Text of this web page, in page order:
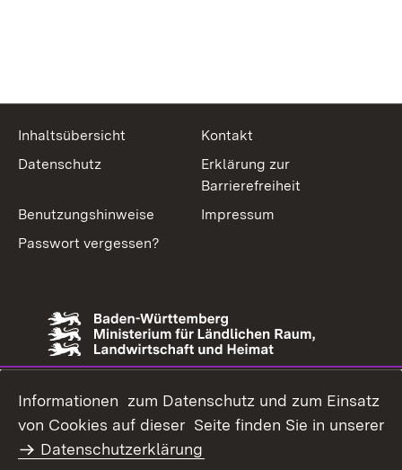
Inhaltsübersicht
Kontakt
Datenschutz
Erklärung zur
Barrierefreiheit
Benutzungshinweise
Impressum
Passwort vergessen?
Informationen zum Datenschutz und zum Einsatz
von Cookies auf dieser Seite finden Sie in unserer
Datenschutzerklärung